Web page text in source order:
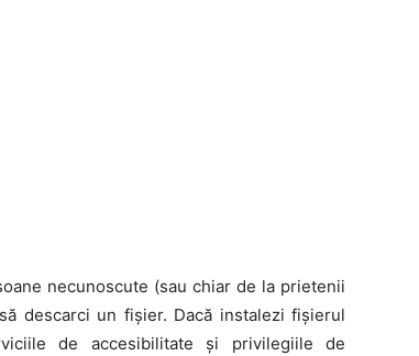
necunoscute (sau chiar de la prietenii
descarci un fișier. Dacă instalezi fișierul
de accesibilitate și privilegiile de